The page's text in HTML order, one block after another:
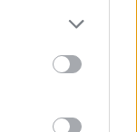
or more Google
may click to
party tags to
in below Google
a Győr Projekt
Szólj hozzá!